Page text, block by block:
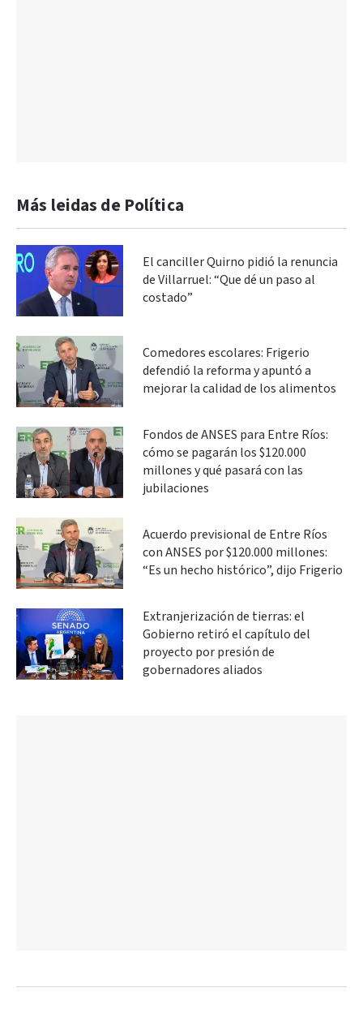
Más leidas de Política
El canciller Quirno pidió la renuncia
de Villarruel: “Que dé un paso al
costado”
Comedores escolares: Frigerio
defendió la reforma y apuntó a
mejorar la calidad de los alimentos
Fondos de ANSES para Entre Ríos:
cómo se pagarán los $120.000
millones y qué pasará con las
jubilaciones
Acuerdo previsional de Entre Ríos
con ANSES por $120.000 millones:
“Es un hecho histórico”, dijo Frigerio
Extranjerización de tierras: el
Gobierno retiró el capítulo del
proyecto por presión de
gobernadores aliados